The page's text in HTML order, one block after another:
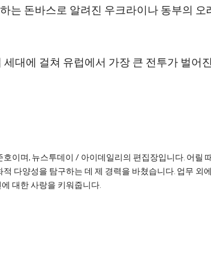
는 돈바스로 알려진 우크라이나 동부의
세대에 걸쳐 유럽에서 가장 큰 전투가 벌어
호이며, 뉴스투데이 / 아이데일리의 편집장입니다. 어릴
적 다양성을 탐구하는 데 제 경력을 바쳤습니다. 업무 외
대한 사랑을 키워줍니다.